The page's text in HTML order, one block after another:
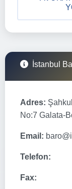
İstanbul
Adres:
No:7 Galata-
Email:
Telefon:
Fax: